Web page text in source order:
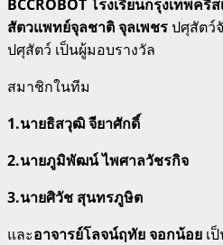
BCCROBOT โรงเรียนกรุงเทพคริ
สัตวแพทย์จุลชาติ จุลเพชรปศุสัตว์
ปศุสัตว์ เป็นผู้มอบรางวัล
สมาชิกในทีม
1.นายธิสวุฒิ จียาศักดิ์
2.นายภูมิพัฒน์ ไพศาลวัชรกิจ
3.นายศิวัช สุนทรภูษิต
และอาจารย์โลจน์ฤทัย จอกน้อย เ